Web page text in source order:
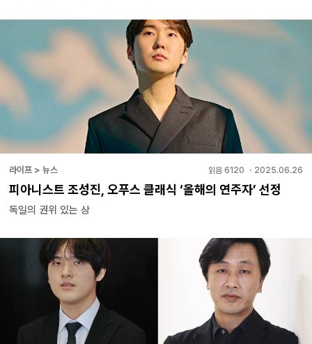
라이프 > 뉴스 읽음 6120 ・ 2025.06.26
피아니스트 조성진, 오푸스 클래식 ‘올해의 연주자’ 선정
독일의 권위 있는 상